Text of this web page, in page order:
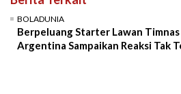
BOLADUNIA
Berpeluang Starter Lawan
Argentina Sampaikan Reaksi Tak